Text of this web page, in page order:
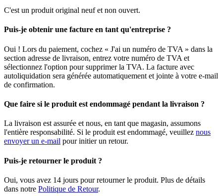
C'est un produit original neuf et non ouvert.
Puis-je obtenir une facture en tant qu'entreprise ?
Oui ! Lors du paiement, cochez « J'ai un numéro de TVA » dans la
section adresse de livraison, entrez votre numéro de TVA et
sélectionnez l'option pour supprimer la TVA. La facture avec
autoliquidation sera générée automatiquement et jointe à votre e-mail
de confirmation.
Que faire si le produit est endommagé pendant la livraison ?
La livraison est assurée et nous, en tant que magasin, assumons
l'entière responsabilité. Si le produit est endommagé, veuillez nous
envoyer un e-mail pour initier un retour.
Puis-je retourner le produit ?
Oui, vous avez 14 jours pour retourner le produit. Plus de détails
dans notre Politique de Retour.